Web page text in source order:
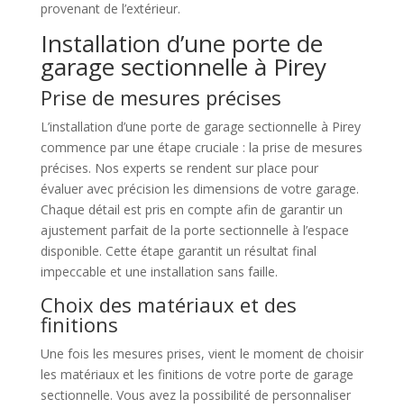
provenant de l’extérieur.
Installation d’une porte de
garage sectionnelle à Pirey
Prise de mesures précises
L’installation d’une porte de garage sectionnelle à Pirey
commence par une étape cruciale : la prise de mesures
précises. Nos experts se rendent sur place pour
évaluer avec précision les dimensions de votre garage.
Chaque détail est pris en compte afin de garantir un
ajustement parfait de la porte sectionnelle à l’espace
disponible. Cette étape garantit un résultat final
impeccable et une installation sans faille.
Choix des matériaux et des
finitions
Une fois les mesures prises, vient le moment de choisir
les matériaux et les finitions de votre porte de garage
sectionnelle. Vous avez la possibilité de personnaliser